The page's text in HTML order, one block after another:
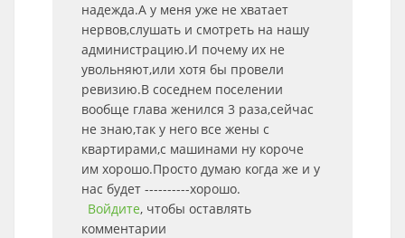
надежда.А у меня уже не хватает
нервов,слушать и смотреть на нашу
администрацию.И почему их не
увольняют,или хотя бы провели
ревизию.В соседнем поселении
вообще глава женился 3 раза,сейчас
не знаю,так у него все жены с
квартирами,с машинами ну короче
им хорошо.Просто думаю когда же и у
нас будет ----------хорошо.
Войдите, чтобы оставлять
комментарии